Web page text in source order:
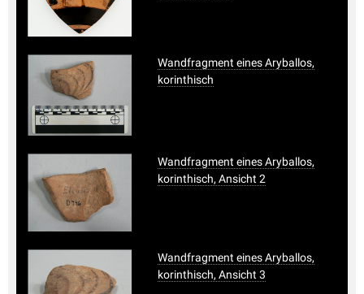
Wandfragment eines Aryballos,
korinthisch
Wandfragment eines Aryballos,
korinthisch, Ansicht 2
Wandfragment eines Aryballos,
korinthisch, Ansicht 3